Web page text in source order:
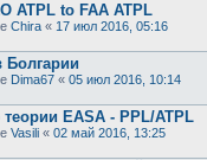
ATPL to FAA ATPL
Chira « 17 июл 2016, 05:16
Болгарии
Dima67 « 05 июл 2016, 10:14
EASA - PPL/ATPL
Vasili « 02 май 2016, 13:25